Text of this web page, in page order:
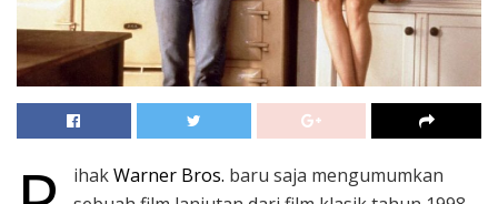
ihakWarner Bros. baru saja mengumumkan